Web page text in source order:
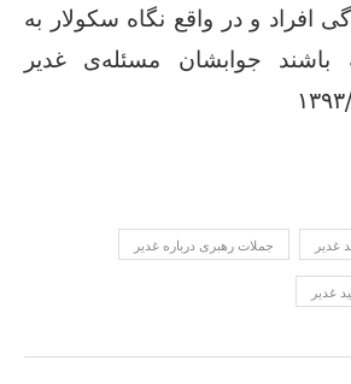
افراد و در واقع نگاه سکولار به
باشند جوابشان مسئله‌ى غدیر
جملات رهبری درباره غدیر
غدیر